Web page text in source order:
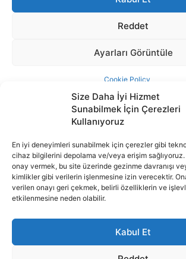
Size Daha İyi Hizmet
Sunabilmek İçin Çerezleri
Kullanıyoruz
En iyi deneyimleri sunabilmek için çerezler gibi
cihaz bilgilerini depolama ve/veya erişim
onay vermek, bu site üzerinde gezinme davranışı
kimlikler gibi verilerin işlenmesine izin verecektir.
verilen onayı geri çekmek, belirli özelliklerin ve
etkilenmesine neden olabilir.
Kabul Et
İnternet portalımızda yer alan tüm haber
içeriğin hakları Sigortamedya Yayıncılık A.Ş.'ye
basılı ya da elektronik bir ortamda, kaynak
alınmadan kullanılamaz.